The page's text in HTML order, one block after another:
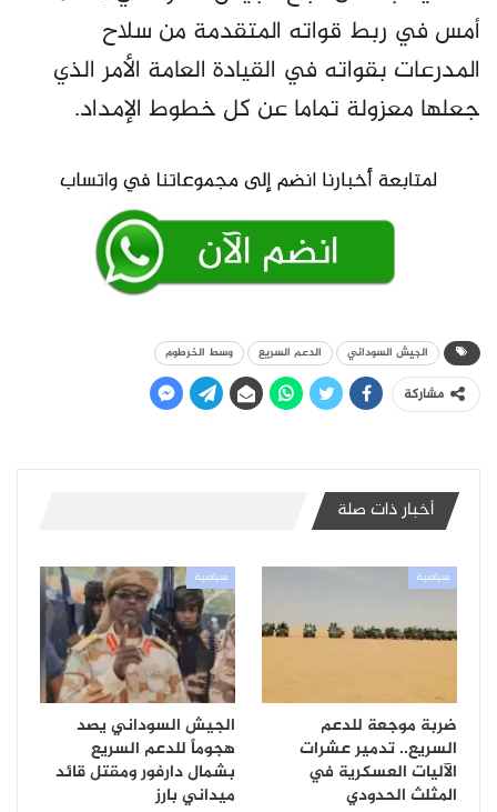
أمس في ربط قواته المتقدمة من سلاح
المدرعات بقواته في القيادة العامة الأمر الذي
جعلها معزولة تماما عن كل خطوط الإمداد.
الجيش السوداني الدعم السريع وسط الخرطوم
مشاركة
أخبار ذات صلة
سياسية
ضربة موجعة للدعم
السريع.. تدمير عشرات
الآليات العسكرية في
المثلث الحدودي
سياسية
الجيش السوداني يصد
هجوماً للدعم السريع
بشمال دارفور ومقتل قائد
ميداني بارز